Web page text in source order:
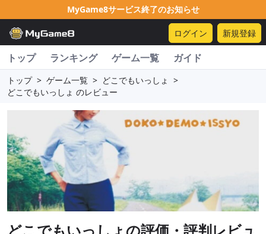
MyGame8サービス終了のお知らせ
ログイン 新規登録
トップ ランキング ゲーム一覧 ガイド
トップ > ゲーム一覧 > どこでもいっしょ >
どこでもいっしょ のレビュー